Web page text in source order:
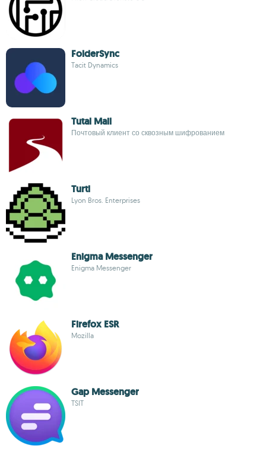
FolderSync
Tacit Dynamics
Tutal Mail
Почтовый клиент со сквозным шифрованием
Turtl
Lyon Bros. Enterprises
Enigma Messenger
Enigma Messenger
Firefox ESR
Mozilla
Gap Messenger
TSIT